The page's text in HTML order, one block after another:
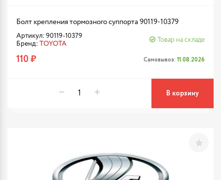
Болт крепления тормозного суппорта 90119-10379
Артикул: 90119-10379
Бренд: TOYOTA
Товар на складе
110 ₽ Самовывоз: 11.08.2026
В корзину